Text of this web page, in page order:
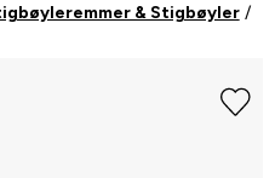
& Stigbøyler